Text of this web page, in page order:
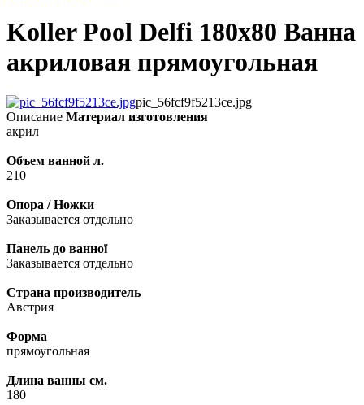
Koller Pool Delfi 180x80 Ванна
акриловая прямоугольная
pic_56fcf9f5213ce.jpg
Описание Материал изготовления
акрил
Объем ванной л.
210
Опора / Ножки
Заказывается отдельно
Панель до ванної
Заказывается отдельно
Страна производитель
Австрия
Форма
прямоугольная
Длина ванны см.
180